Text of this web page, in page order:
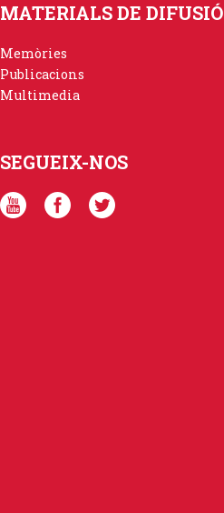
MATERIALS DE DIFUSIÓ
Memòries
Publicacions
Multimedia
SEGUEIX-NOS